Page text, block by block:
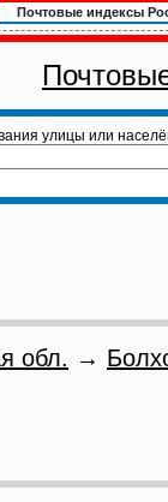
Почтовые индексы
улицы или
обл. →